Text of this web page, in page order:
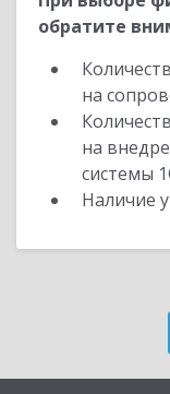
обратите
на
на
системы
Наличие